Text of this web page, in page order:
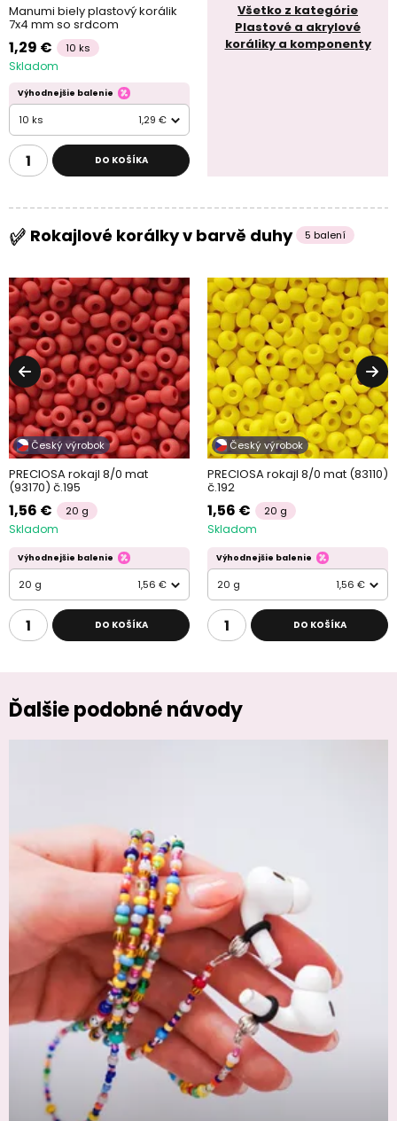
Manumi biely plastový korálik
7x4 mm so srdcom
1,29 € 10 ks
Skladom
Výhodnejšie balenie
10 ks 1,29 €
DO KOŠÍKA
Všetko z kategórie
Plastové a akrylové
koráliky a komponenty
Rokajlové korálky v barvě duhy 5 balení
Český výrobok
PRECIOSA rokajl 8/0 mat
(93170) č.195
1,56 € 20 g
Skladom
Výhodnejšie balenie
20 g 1,56 €
DO KOŠÍKA
Český výrobok
PRECIOSA rokajl 8/0 mat (83110)
č.192
1,56 € 20 g
Skladom
Výhodnejšie balenie
20 g 1,56 €
DO KOŠÍKA
Ďalšie podobné návody